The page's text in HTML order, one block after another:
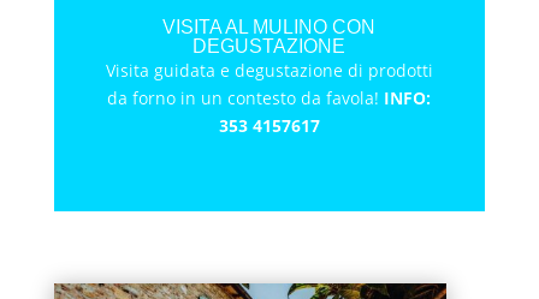
VISITA AL MULINO CON
DEGUSTAZIONE
Visita guidata e degustazione di prodotti
da forno in un contesto da favola! INFO:
353 4157617